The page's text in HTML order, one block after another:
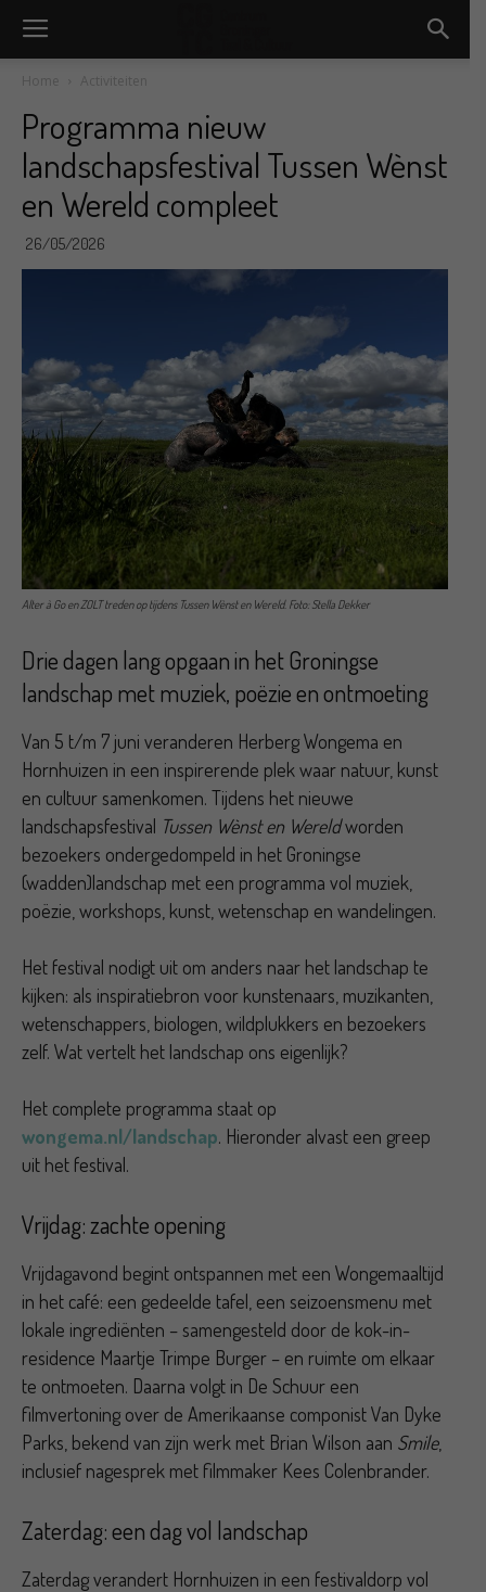
Home Activiteiten
Programma nieuw
landschapsfestival Tussen Wènst
en Wereld compleet
26/05/2026
Alter à Go en ZOLT treden op tijdens Tussen Wènst en Wereld. Foto: Stella Dekker
Drie dagen lang opgaan in het Groningse
landschap met muziek, poëzie en ontmoeting
Van 5 t/m 7 juni veranderen Herberg Wongema en
Hornhuizen in een inspirerende plek waar natuur, kunst
en cultuur samenkomen. Tijdens het nieuwe
landschapsfestival Tussen Wènst en Wereldworden
bezoekers ondergedompeld in het Groningse
(wadden)landschap met een programma vol muziek,
poëzie, workshops, kunst, wetenschap en wandelingen.
Het festival nodigt uit om anders naar het landschap te
kijken: als inspiratiebron voor kunstenaars, muzikanten,
wetenschappers, biologen, wildplukkers en bezoekers
zelf. Wat vertelt het landschap ons eigenlijk?
Het complete programma staat op
wongema.nl/landschap. Hieronder alvast een greep
uit het festival.
Vrijdag: zachte opening
Vrijdagavond begint ontspannen met een Wongemaaltijd
in het café: een gedeelde tafel, een seizoensmenu met
lokale ingrediënten – samengesteld door de kok-in-
residence Maartje Trimpe Burger – en ruimte om elkaar
te ontmoeten. Daarna volgt in De Schuur een
filmvertoning over de Amerikaanse componist Van Dyke
Parks, bekend van zijn werk met Brian Wilson aan Smile,
inclusief nagesprek met filmmaker Kees Colenbrander.
Zaterdag: een dag vol landschap
Zaterdag verandert Hornhuizen in een festivaldorp vol